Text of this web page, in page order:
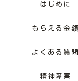
はじめに
もらえる金額
よくある質問
精神障害